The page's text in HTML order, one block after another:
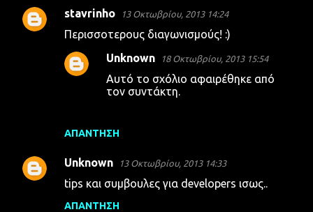
Σ
stavrinho 13 Οκτωβρίου, 2013 14:24
Περισσοτερους διαγωνισμούς! :)
ΑΠΆΝΤΗΣΗ
Unknown 18 Οκτωβρίου, 2013 15:54
Αυτό το σχόλιο αφαιρέθηκε από
τον συντάκτη.
Unknown 13 Οκτωβρίου, 2013 14:33
tips και συμβουλες για developers ισως..
ΑΠΆΝΤΗΣΗ